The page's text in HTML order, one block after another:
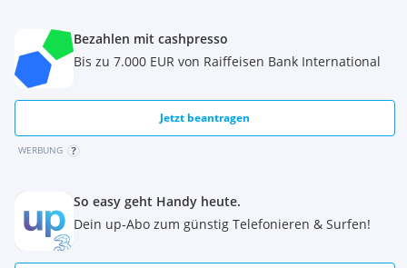
Küche ohne E-Geräte, Spüle und Armatur.
Eine große Auswahl an Spülen, E-Geräten und Armaturen
ist vorhanden.
Kassaabholpreis = € 699,-
Breite: 260 cm
Farbe:in 9 verschiedenen Hochglanz Farben erhältlich:
Bezahlen mit cashpresso
Bis zu 7.000 EUR von Raiffeisen Bank International
Jetzt beantragen
WERBUNG
So easy geht Handy heute.
Dein up-Abo zum günstig Telefonieren & Surfen!